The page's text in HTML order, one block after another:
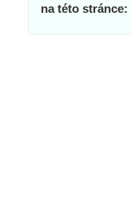
na této stránce: